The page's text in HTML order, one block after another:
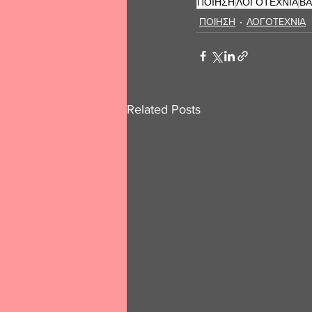
ΠΟΙΗΣΗ ΛΟΓΟΤΕΧΝΙΑ
Related Posts